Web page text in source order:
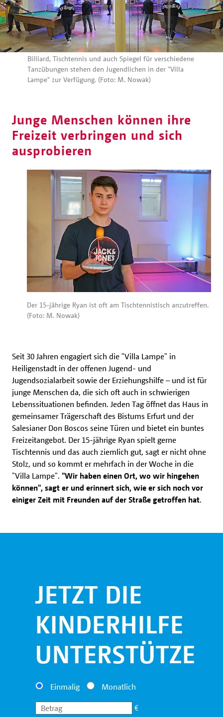
Billiard, Tischtennis und auch Spiegel für verschiedene
Tanzübungen stehen den Jugendlichen in der "Villa
Lampe" zur Verfügung. (Foto: M. Nowak)
Junge Menschen können ihre
Freizeit verbringen und sich
ausprobieren
Der 15-jährige Ryan ist oft am Tischtennistisch anzutreffen.
(Foto: M. Nowak)
Seit 30 Jahren engagiert sich die "Villa Lampe" in
Heiligenstadt in der offenen Jugend- und
Jugendsozialarbeit sowie der Erziehungshilfe – und ist für
junge Menschen da, die sich oft auch in schwierigen
Lebenssituationen befinden. Jeden Tag öffnet das Haus in
gemeinsamer Trägerschaft des Bistums Erfurt und der
Salesianer Don Boscos seine Türen und bietet ein buntes
Freizeitangebot. Der 15-jährige Ryan spielt gerne
Tischtennis und das auch ziemlich gut, sagt er nicht ohne
Stolz, und so kommt er mehrfach in der Woche in die
"Villa Lampe". "Wir haben einen Ort, wo wir hingehen
können", sagt er und erinnert sich, wie er sich noch vor
einiger Zeit mit Freunden auf der Straße getroffen hat.
JETZT DIE
KINDERHILFE
UNTERSTÜTZEN!
Einmalig Monatlich
€